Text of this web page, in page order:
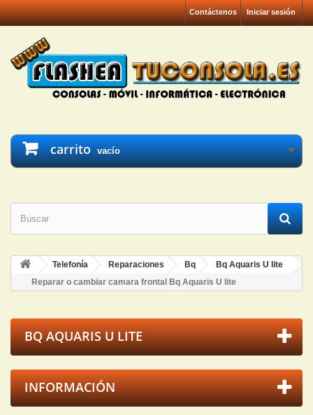
Iniciar sesión
Contáctenos
carrito vacío
Telefonía Reparaciones Bq
Bq Aquaris U lite
Reparar o cambiar camara frontal Bq Aquaris U lite
BQ AQUARIS U LITE
INFORMACIÓN